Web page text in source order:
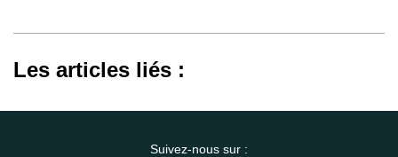
Les articles liés :
Suivez-nous sur :